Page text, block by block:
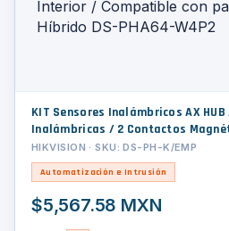
KIT Sensores Inalámbricos AX
Inalámbricas / 2 Contactos
para Interior / Compatible con
PHA64-W4P2
HIKVISION · SKU: DS-PH-K/EMP
Automatización e Intrusión
$5,567.58 MXN